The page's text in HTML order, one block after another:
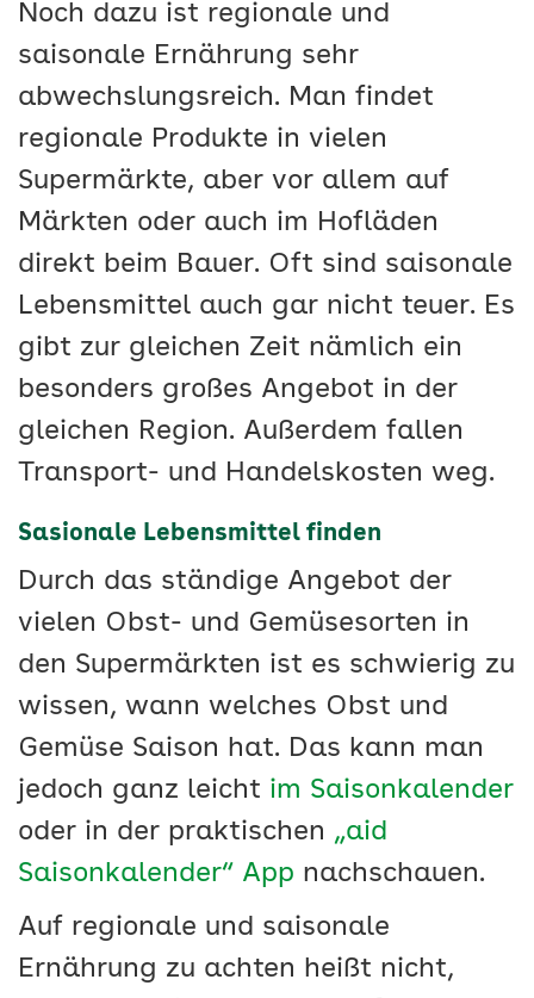
Noch dazu ist regionale und
saisonale Ernährung sehr
abwechslungsreich. Man findet
regionale Produkte in vielen
Supermärkte, aber vor allem auf
Märkten oder auch im Hofläden
direkt beim Bauer. Oft sind saisonale
Lebensmittel auch gar nicht teuer. Es
gibt zur gleichen Zeit nämlich ein
besonders großes Angebot in der
gleichen Region. Außerdem fallen
Transport- und Handelskosten weg.
Sasionale Lebensmittel finden
Durch das ständige Angebot der
vielen Obst- und Gemüsesorten in
den Supermärkten ist es schwierig zu
wissen, wann welches Obst und
Gemüse Saison hat. Das kann man
jedoch ganz leicht im Saisonkalender
oder in der praktischen „aid
Saisonkalender“ App nachschauen.
Auf regionale und saisonale
Ernährung zu achten heißt nicht,